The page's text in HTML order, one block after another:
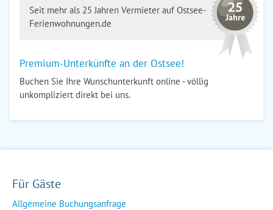
Seit mehr als 25 Jahren Vermieter auf Ostsee-
Ferienwohnungen.de
Premium-Unterkünfte an der Ostsee!
Buchen Sie Ihre Wunschunterkunft online - völlig
unkompliziert direkt bei uns.
Für Gäste
Allgemeine Buchungsanfrage